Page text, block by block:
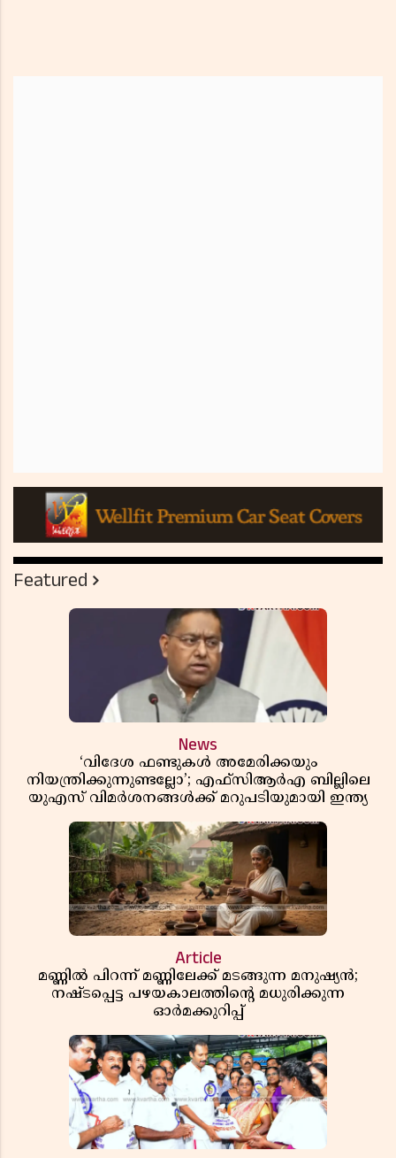
Featured
News
‘വിദേശ ഫണ്ടുകൾ അമേരിക്കയും
നിയന്ത്രിക്കുന്നുണ്ടല്ലോ’; എഫ്സിആർഎ ബില്ലിലെ
യുഎസ് വിമർശനങ്ങൾക്ക് മറുപടിയുമായി ഇന്ത്യ
Article
മണ്ണിൽ പിറന്ന് മണ്ണിലേക്ക് മടങ്ങുന്ന മനുഷ്യൻ;
നഷ്ടപ്പെട്ട പഴയകാലത്തിൻ്റെ മധുരിക്കുന്ന
ഓർമക്കുറിപ്പ്